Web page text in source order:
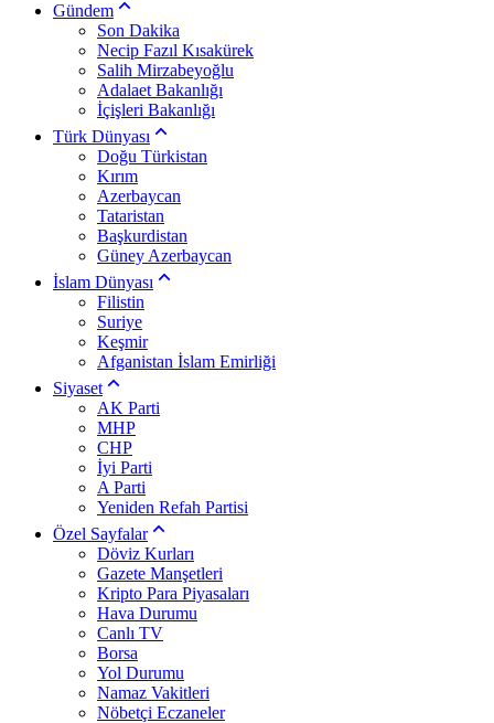
Gündem
Son Dakika
Necip Fazıl Kısakürek
Salih Mirzabeyoğlu
Adalaet Bakanlığı
İçişleri Bakanlığı
Türk Dünyası
Doğu Türkistan
Kırım
Azerbaycan
Tataristan
Başkurdistan
Güney Azerbaycan
İslam Dünyası
Filistin
Suriye
Keşmir
Afganistan İslam Emirliği
Siyaset
AK Parti
MHP
CHP
İyi Parti
A Parti
Yeniden Refah Partisi
Özel Sayfalar
Döviz Kurları
Gazete Manşetleri
Kripto Para Piyasaları
Hava Durumu
Canlı TV
Borsa
Yol Durumu
Namaz Vakitleri
Nöbetçi Eczaneler